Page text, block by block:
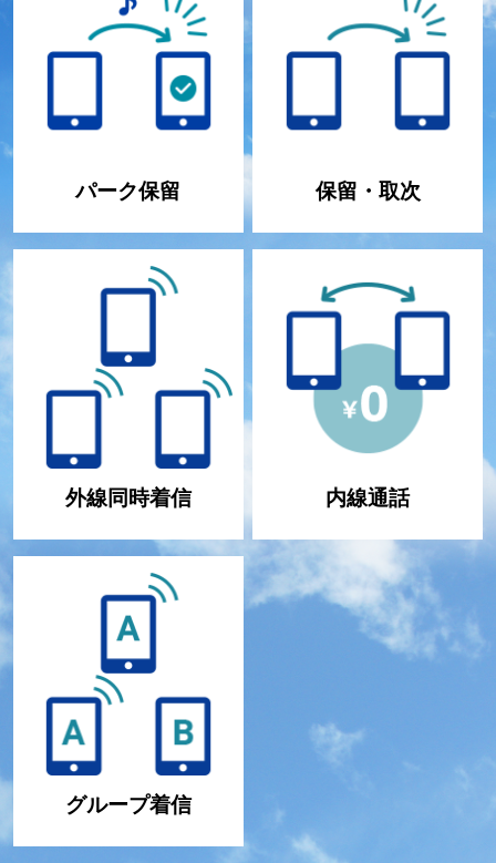
パーク保留 保留・取次
外線同時着信 内線通話
グループ着信